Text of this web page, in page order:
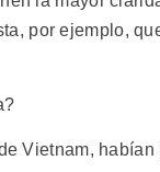
por ejemplo,
Vietnam, habían